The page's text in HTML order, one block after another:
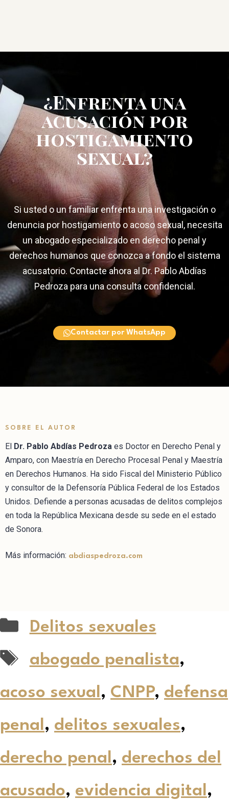
¿Enfrenta una
acusación por
hostigamiento
sexual?
Si usted o un familiar enfrenta una investigación o
denuncia por hostigamiento o acoso sexual, necesita
un abogado especializado en derecho penal y
derechos humanos que conozca a fondo el sistema
acusatorio. Contacte ahora al Dr. Pablo Abdías
Pedroza para una consulta confidencial.
Contactar por WhatsApp
SOBRE EL AUTOR
El Dr. Pablo Abdías Pedroza es Doctor en Derecho Penal y
Amparo, con Maestría en Derecho Procesal Penal y Maestría
en Derechos Humanos. Ha sido Fiscal del Ministerio Público
y consultor de la Defensoría Pública Federal de los Estados
Unidos. Defiende a personas acusadas de delitos complejos
en toda la República Mexicana desde su sede en el estado
de Sonora.
Más información: abdiaspedroza.com
Delitos sexuales
abogado penalista,
acoso sexual, CNPP, defensa
penal, delitos sexuales,
derecho penal, derechos del
acusado, evidencia digital,